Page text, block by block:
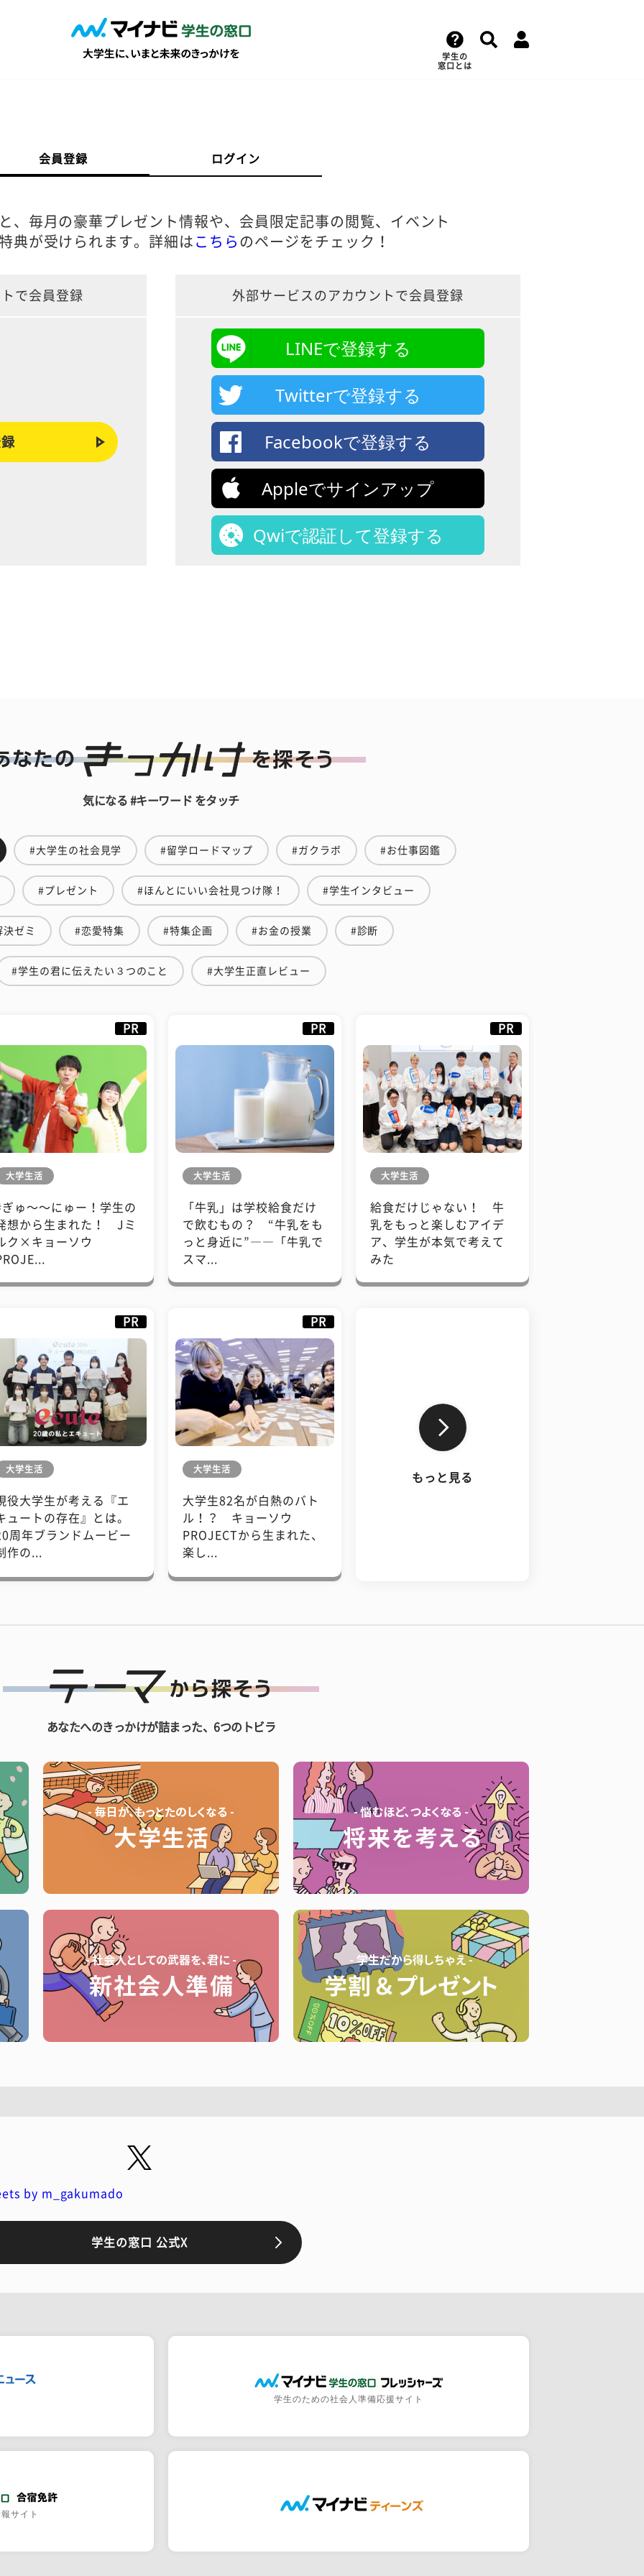
学生の
窓口とは
会員登録 ログイン
、毎月の豪華プレゼント情報や、会員限定記事の閲覧、イベント
典が受けられます。詳細は こちら のページをチェック！
で会員登録 外部サービスのアカウントで会員登録
LINEで登録する
Twitterで登録する
Facebookで登録する
Appleでサインアップ
Qwiで認証して登録する
気になる #キーワード をタッチ
#大学生の社会見学 #留学ロードマップ #ガクラボ #お仕事図鑑
#プレゼント #ほんとにいい会社見つけ隊！ #学生インタビュー
決ゼミ #恋愛特集 #特集企画 #お金の授業 #診断
#学生の君に伝えたい３つのこと #大学生正直レビュー
PR
大学生活
ぎゅ〜〜にゅー！学生の
想から生まれた！ Jミ
ク×キョーソウ
PR
大学生活
「牛乳」は学校給食だけ
で飲むもの？ “牛乳をも
っと身近に”――「牛乳で
スマ...
PR
大学生活
給食だけじゃない！ 牛
乳をもっと楽しむアイデ
ア、学生が本気で考えて
みた
PR
大学生活
役大学生が考える『エ
ュートの存在』とは。
周年ブランドムービー
作の...
PR
大学生活
大学生82名が白熱のバト
ル！？ キョーソウ
PROJECTから生まれた、
楽し...
もっと見る
あなたへのきっかけが詰まった、6つのトビラ
by m_gakumado
学生の窓口 公式X
学生のための社会人準備応援サイト
サイト